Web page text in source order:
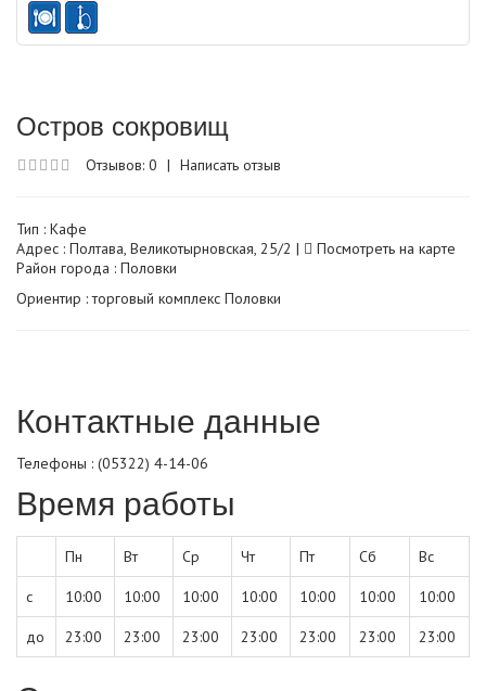
Остров сокровищ
Отзывов: 0 | Написать отзыв
Тип : Кафе
Адрес : Полтава, Великотырновская, 25/2 |
Посмотреть на карте
Район города : Половки
Ориентир : торговый комплекс Половки
Контактные данные
Телефоны : (05322) 4-14-06
Время работы
Пн Вт Ср Чт Пт Сб Вс
с 10:00 10:00 10:00 10:00 10:00 10:00 10:00
до 23:00 23:00 23:00 23:00 23:00 23:00 23:00